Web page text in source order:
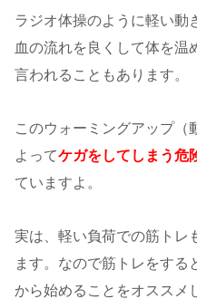
ラジオ体操のように軽い動
血の流れを良くして体を温
言われることもあります。
このウォーミングアップ（
よってケガをしてしまう危
ていますよ。
実は、軽い負荷での筋トレ
ます。なので筋トレをする
から始めることをオススメ